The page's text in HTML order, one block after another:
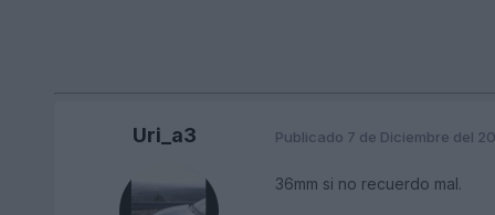
Uri_a3 Publicado 7 de Diciembre del
36mm si no recuerdo mal.